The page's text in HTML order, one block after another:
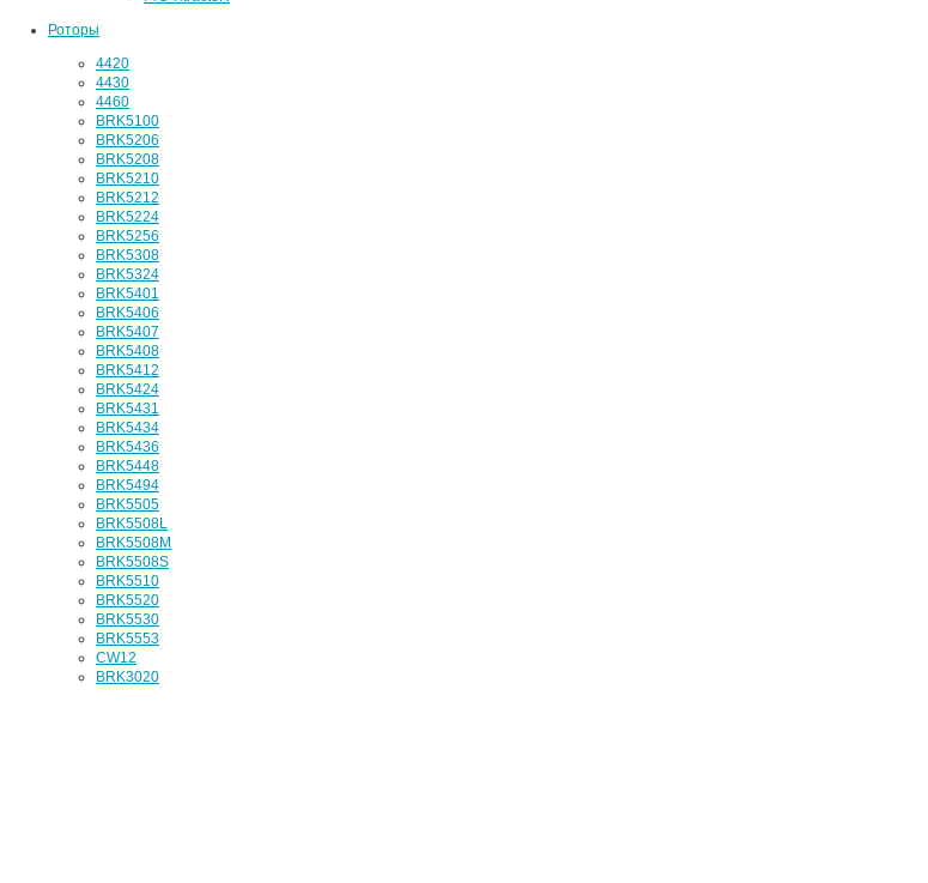
Роторы
4420
4430
4460
BRK5100
BRK5206
BRK5208
BRK5210
BRK5212
BRK5224
BRK5256
BRK5308
BRK5324
BRK5401
BRK5406
BRK5407
BRK5408
BRK5412
BRK5424
BRK5431
BRK5434
BRK5436
BRK5448
BRK5494
BRK5505
BRK5508L
BRK5508M
BRK5508S
BRK5510
BRK5520
BRK5530
BRK5553
CW12
BRK3020